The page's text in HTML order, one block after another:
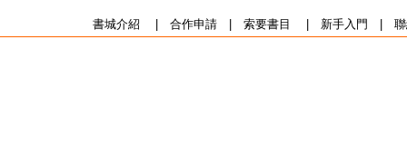
書城介紹 合作申請| 索要書目 新手入門